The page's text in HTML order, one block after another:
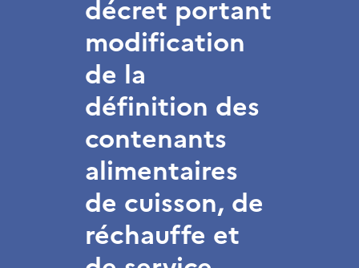
décret portant
modification
de la
définition des
contenants
alimentaires
de cuisson, de
réchauffe et